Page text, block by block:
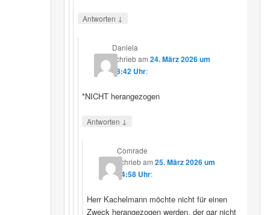
Antworten ↓
Daniela
schriebam24. März 2026 um
08:42 Uhr:
*NICHT herangezogen
Antworten ↓
Comrade
schriebam 25. März 2026 um
14:58 Uhr:
Herr Kachelmann möchte nicht für einen
Zweck herangezogen werden, der gar nicht